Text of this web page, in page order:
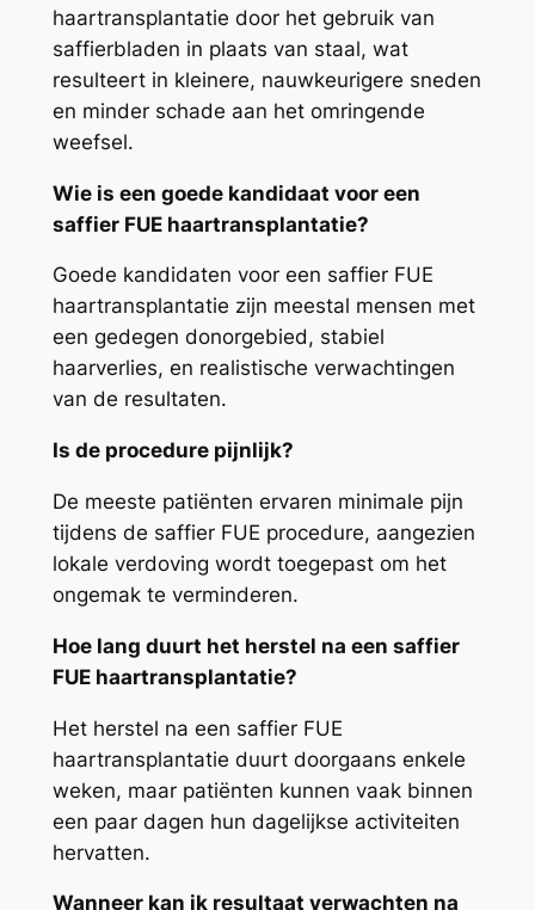
haartransplantatie door het gebruik van
saffierbladen in plaats van staal, wat
resulteert in kleinere, nauwkeurigere sneden
en minder schade aan het omringende
weefsel.
Wie is een goede kandidaat voor een
saffier FUE haartransplantatie?
Goede kandidaten voor een saffier FUE
haartransplantatie zijn meestal mensen met
een gedegen donorgebied, stabiel
haarverlies, en realistische verwachtingen
van de resultaten.
Is de procedure pijnlijk?
De meeste patiënten ervaren minimale pijn
tijdens de saffier FUE procedure, aangezien
lokale verdoving wordt toegepast om het
ongemak te verminderen.
Hoe lang duurt het herstel na een saffier
FUE haartransplantatie?
Het herstel na een saffier FUE
haartransplantatie duurt doorgaans enkele
weken, maar patiënten kunnen vaak binnen
een paar dagen hun dagelijkse activiteiten
hervatten.
Wanneer kan ik resultaat verwachten na